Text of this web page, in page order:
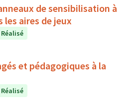
de sensibilisation à
les aires de jeux
Réalisé
et pédagogiques à la
Réalisé